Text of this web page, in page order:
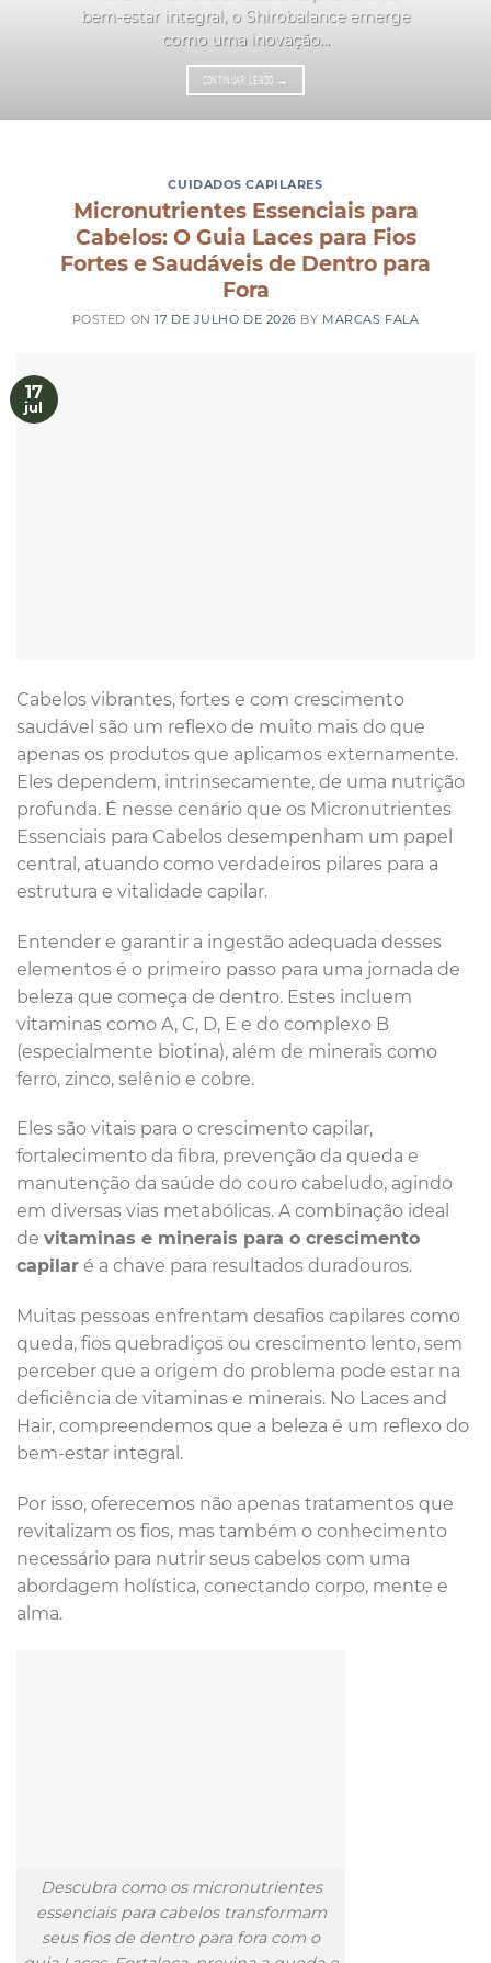
bem-estar integral, o Shirobalance emerge
como uma inovação...
CONTINUAR LENDO →
CUIDADOS CAPILARES
Micronutrientes Essenciais para
Cabelos: O Guia Laces para Fios
Fortes e Saudáveis de Dentro para
Fora
POSTED ON17 DE JULHO DE 2026 BY MARCAS FALA
17
jul
Cabelos vibrantes, fortes e com crescimento
saudável são um reflexo de muito mais do que
apenas os produtos que aplicamos externamente.
Eles dependem, intrinsecamente, de uma nutrição
profunda. É nesse cenário que os Micronutrientes
Essenciais para Cabelos desempenham um papel
central, atuando como verdadeiros pilares para a
estrutura e vitalidade capilar.
Entender e garantir a ingestão adequada desses
elementos é o primeiro passo para uma jornada de
beleza que começa de dentro. Estes incluem
vitaminas como A, C, D, E e do complexo B
(especialmente biotina), além de minerais como
ferro, zinco, selênio e cobre.
Eles são vitais para o crescimento capilar,
fortalecimento da fibra, prevenção da queda e
manutenção da saúde do couro cabeludo, agindo
em diversas vias metabólicas. A combinação ideal
de vitaminas e minerais para o crescimento
capilar é a chave para resultados duradouros.
Muitas pessoas enfrentam desafios capilares como
queda, fios quebradiços ou crescimento lento, sem
perceber que a origem do problema pode estar na
deficiência de vitaminas e minerais. No Laces and
Hair, compreendemos que a beleza é um reflexo do
bem-estar integral.
Por isso, oferecemos não apenas tratamentos que
revitalizam os fios, mas também o conhecimento
necessário para nutrir seus cabelos com uma
abordagem holística, conectando corpo, mente e
alma.
Descubra como os micronutrientes
essenciais para cabelos transformam
seus fios de dentro para fora com o